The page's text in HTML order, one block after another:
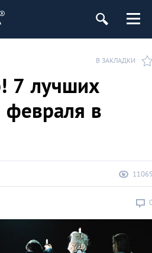
В ЗАКЛАДКИ
7 лучших
февраля в